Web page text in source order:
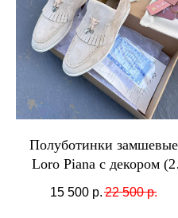
Полуботинки замшевые
Loro Piana с декором (2
15 500 р. 22 500 р.